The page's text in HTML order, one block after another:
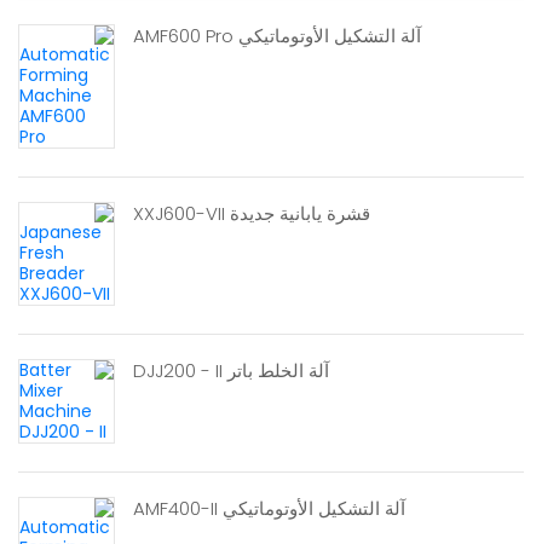
آلة التشكيل الأوتوماتيكي AMF600 Pro
قشرة يابانية جديدة XXJ600-VII
آلة الخلط باتر DJJ200 - II
آلة التشكيل الأوتوماتيكي AMF400-II